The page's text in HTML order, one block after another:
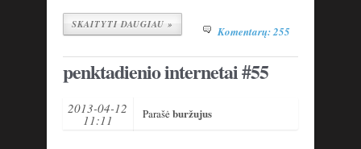
SKAITYTI DAUGIAU » Komentarų: 255
penktadienio internetai #55
2013-04-12
11:11 Parašėburžujus